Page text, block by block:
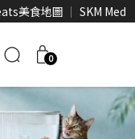
美食地圖 SKM Media
0